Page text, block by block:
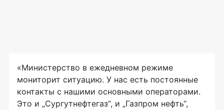
«Министерство в ежедневном режиме
мониторит ситуацию. У нас есть постоянные
контакты с нашими основными операторами.
Это и „Сургутнефтегаз“, и „Газпром нефть“,